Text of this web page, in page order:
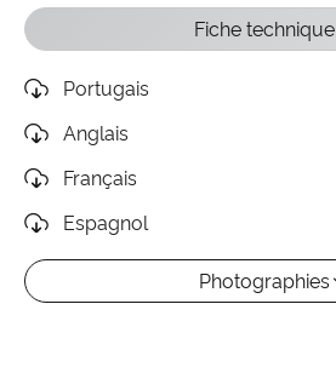
Fiche technique
Photographies
Portugais
Anglais
Français
Espagnol